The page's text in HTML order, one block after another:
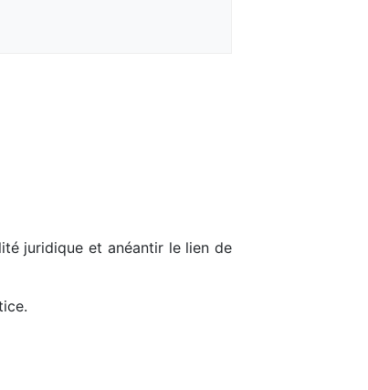
juridique et anéantir le lien de